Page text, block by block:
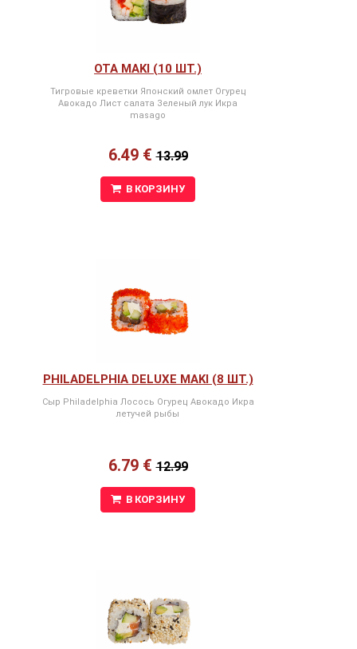
OTA MAKI (10 ШТ.)
Тигровые креветки Японский омлет Огурец
Авокадо Лист салата Зеленый лук Икра
masago
6.49 €13.99
В КОРЗИНУ
PHILADELPHIA DELUXE MAKI (8 ШТ.)
Сыр Philadelphia Лосось Огурец Авокадо Икра
летучей рыбы
6.79 €12.99
В КОРЗИНУ